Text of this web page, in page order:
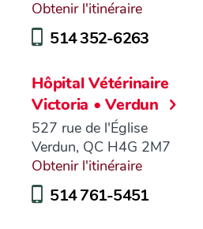
Obtenir l'itinéraire
514 352-6263
Hôpital Vétérinaire
Victoria • Verdun
527 rue de l'Église
Verdun, QC H4G 2M7
Obtenir l'itinéraire
514 761-5451